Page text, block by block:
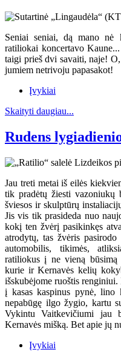
Seniai seniai, dą mano nė
ratiliokai koncertavo
taigi prieš dvi savaiti, naje!
jumiem netrivoju papasakot!
Įvykiai
Skaityti daugiau...
Rudens
Jau treti metai iš eilės
tik pradėtų žiesti
šviesos ir skulptūrų
Jis vis tik prasideda nuo
kokį ten žvėrį pasikinkęs
atrodytų, tas žvėris
automobilis, tikimės,
ratiliokus į ne vieną
kurie ir Kernavės kelių
išskubėjome ruoštis
į kasas kaspinus pynė, lino
nepabūgę ilgo žygio, kartu
Vykintu Vaitkevičiumi jau
Kernavės mišką. Bet apie jų
Įvykiai